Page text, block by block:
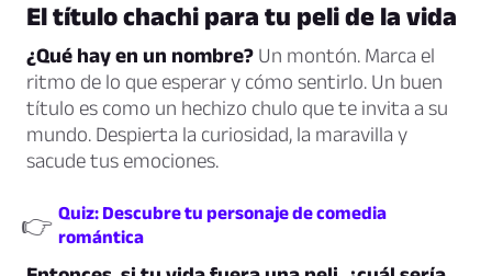
El título chachi para tu peli de la vida
¿Qué hay en un nombre? Un montón. Marca el
ritmo de lo que esperar y cómo sentirlo. Un buen
título es como un hechizo chulo que te invita a su
mundo. Despierta la curiosidad, la maravilla y
sacude tus emociones.
👉 Quiz: Descubre tu personaje de comedia
romántica